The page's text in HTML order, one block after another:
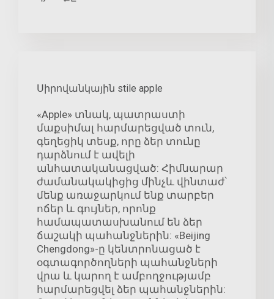
Սիրովանկային stile apple
«Apple» տնակ, պատրաստի
մաքսիմալ հարմարեցված տուն,
գեղեցիկ տեսք, որը ձեր տունը
դարձնում է ավելի
անհատականացված: Հիմնարար
ժամանակակիցից մինչև վինտաժ՝
մենք առաջարկում ենք տարբեր
ոճեր և գույներ, որոնք
համապատասխանում են ձեր
ճաշակի պահանջներին: «Beijing
Chengdong»-ը կենտրոնացած է
օգտագործողների պահանջների
վրա և կարող է ամբողջությամբ
հարմարեցվել ձեր պահանջներին: